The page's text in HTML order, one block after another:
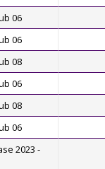
06
06
08
06
08
06
2023 -